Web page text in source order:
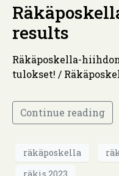
results
Räkäposkella-
tulokset! /
Continue reading
räkäposkella